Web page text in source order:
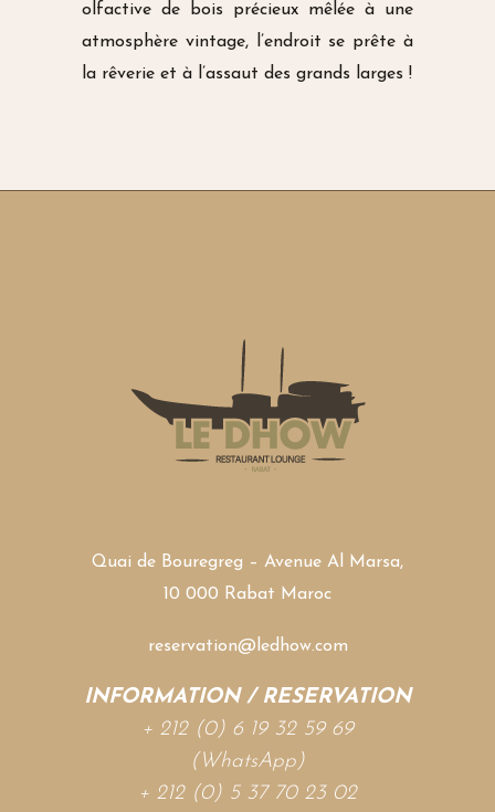
olfactive de bois précieux mêlée à une
atmosphère vintage, l’endroit se prête à
la rêverie et à l’assaut des grands larges !
Quai de Bouregreg – Avenue Al Marsa,
10 000 Rabat Maroc
reservation@ledhow.com
INFORMATION / RESERVATION
+ 212 (0) 6 19 32 59 69
(WhatsApp)
+ 212 (0) 5 37 70 23 02